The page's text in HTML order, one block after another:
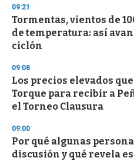
s
e
c
o
n
09:21
Tormentas, vientos de
de temperatura: así
ciclón
09:08
Los precios elevados
Torque para recibir a
el Torneo Clausura
09:00
Por qué algunas
discusión y qué revela